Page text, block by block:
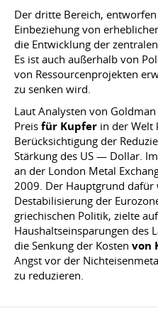
Der dritte Bereich,
Einbeziehung von
die Entwicklung der
Es ist auch außerhalb von
von Ressourcenprojekten
zu senken wird.
Laut Analysten von
Preis für Kupfer in der Welt
Berücksichtigung der
Stärkung des US — Dollar. Im
an der London Metal
2009. Der Hauptgrund dafür
Destabilisierung der
griechischen Politik, zielte
Haushaltseinsparungen des
die Senkung der Kosten von
Angst vor der
zu reduzieren.